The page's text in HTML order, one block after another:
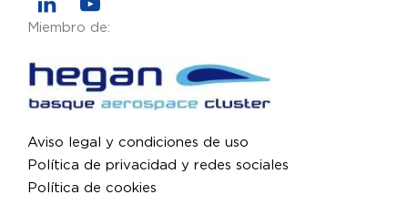
Miembro de:
Aviso legal y condiciones de uso
Política de privacidad y redes sociales
Política de cookies